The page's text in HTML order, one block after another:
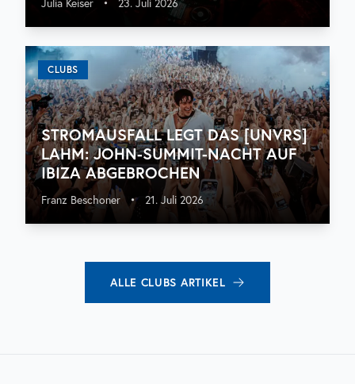
Julia Keiser • 23. Juli 2026
CLUBS
STROMAUSFALL LEGT DAS [UNVRS]
LAHM: JOHN-SUMMIT-NACHT AUF
IBIZA ABGEBROCHEN
Franz Beschoner • 21. Juli 2026
ALLE CLUBS ARTIKEL